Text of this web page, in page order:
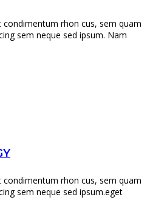
rhon cus, sem quam
sem neque sed ipsum. Nam
rhon cus, sem quam
sem neque sed ipsum.eget